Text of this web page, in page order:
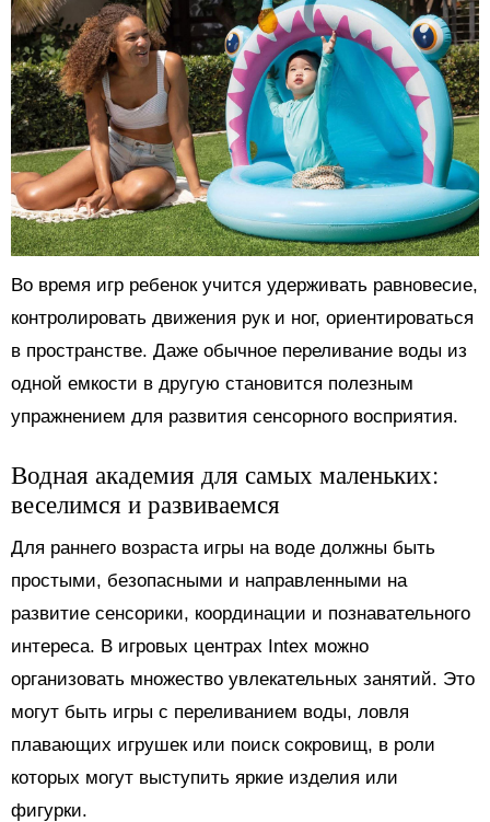
Во время игр ребенок учится удерживать равновесие,
контролировать движения рук и ног, ориентироваться
в пространстве. Даже обычное переливание воды из
одной емкости в другую становится полезным
упражнением для развития сенсорного восприятия.
Водная академия для самых маленьких:
веселимся и развиваемся
Для раннего возраста игры на воде должны быть
простыми, безопасными и направленными на
развитие сенсорики, координации и познавательного
интереса. В игровых центрах Intex можно
организовать множество увлекательных занятий. Это
могут быть игры с переливанием воды, ловля
плавающих игрушек или поиск сокровищ, в роли
которых могут выступить яркие изделия или
фигурки.